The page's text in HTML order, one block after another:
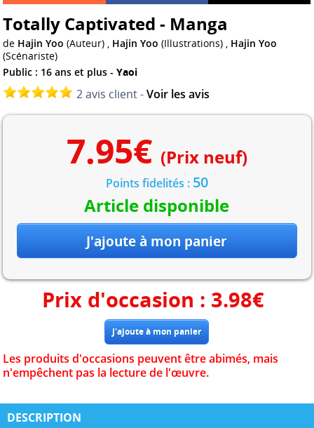
Totally Captivated - Manga
de Hajin Yoo (Auteur) , Hajin Yoo (Illustrations) , Hajin Yoo
(Scénariste)
Public : 16 ans et plus -Yaoi
2 avis client -Voir les avis
7.95€ (Prix neuf)
Points fidelités : 50
Article disponible
Prix d'occasion : 3.98€
Les produits d'occasions peuvent être abimés, mais
n'empêchent pas la lecture de l'œuvre.
DESCRIPTION